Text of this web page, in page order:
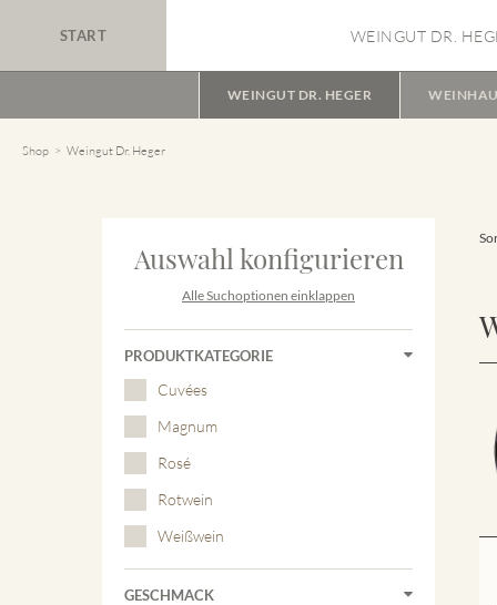
START WEINGUT DR.
WEINGUT DR. HEGER
Shop Weingut Dr. Heger
Auswahl konfigurieren
Alle Suchoptionen einklappen
PRODUKTKATEGORIE
Cuvées
Magnum
Rosé
Rotwein
Weißwein
GESCHMACK